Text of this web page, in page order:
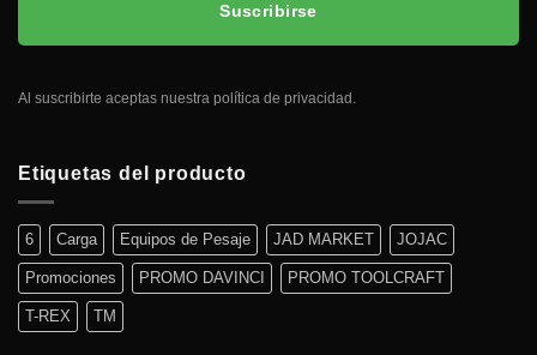
Suscribirse
Al suscribirte aceptas nuestra política de privacidad.
Etiquetas del producto
6 Carga Equipos de Pesaje JAD MARKET JOJAC
Promociones PROMO DAVINCI PROMO TOOLCRAFT
T-REX TM